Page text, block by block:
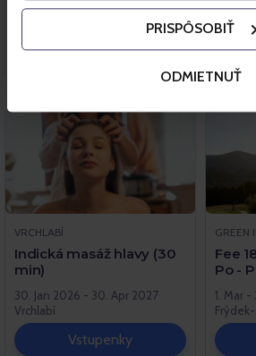
PRISPÔSOBIŤ
ODMIETNUŤ
30. Jan - 31. Dec 2026
Vstupenky
30. Jan
VRCHLABÍ
Indická masáž hlavy (30
min)
30. Jan 2026 - 30. Apr 2027
Vrchlabí
Vstupenky
Fee
Po -
1. Mar